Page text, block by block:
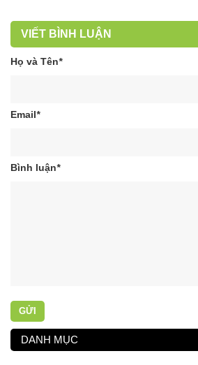
VIẾT BÌNH LUẬN
Họ và Tên*
Email*
Bình luận*
GỬI
DANH MỤC